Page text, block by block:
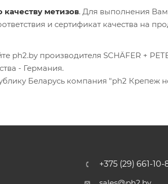
метизов. Для выполнения
и сертификат качества на
ph2.by производителя SCHÄFER +
- Германия.
Беларусь компания "ph2 Крепеж
+375 (29) 661-10-